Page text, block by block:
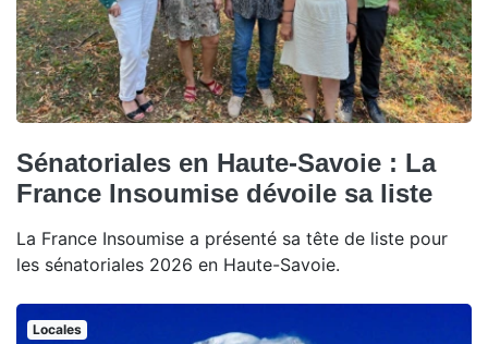
Sénatoriales en Haute-Savoie : La
France Insoumise dévoile sa liste
La France Insoumise a présenté sa tête de liste pour
les sénatoriales 2026 en Haute-Savoie.
Locales